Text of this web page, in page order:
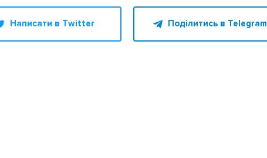
Написати в Twitter Поділитись в Telegram